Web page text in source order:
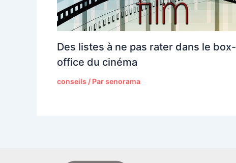
Des listes à ne pas rater dans le box-
office du cinéma
conseils / Parsenorama